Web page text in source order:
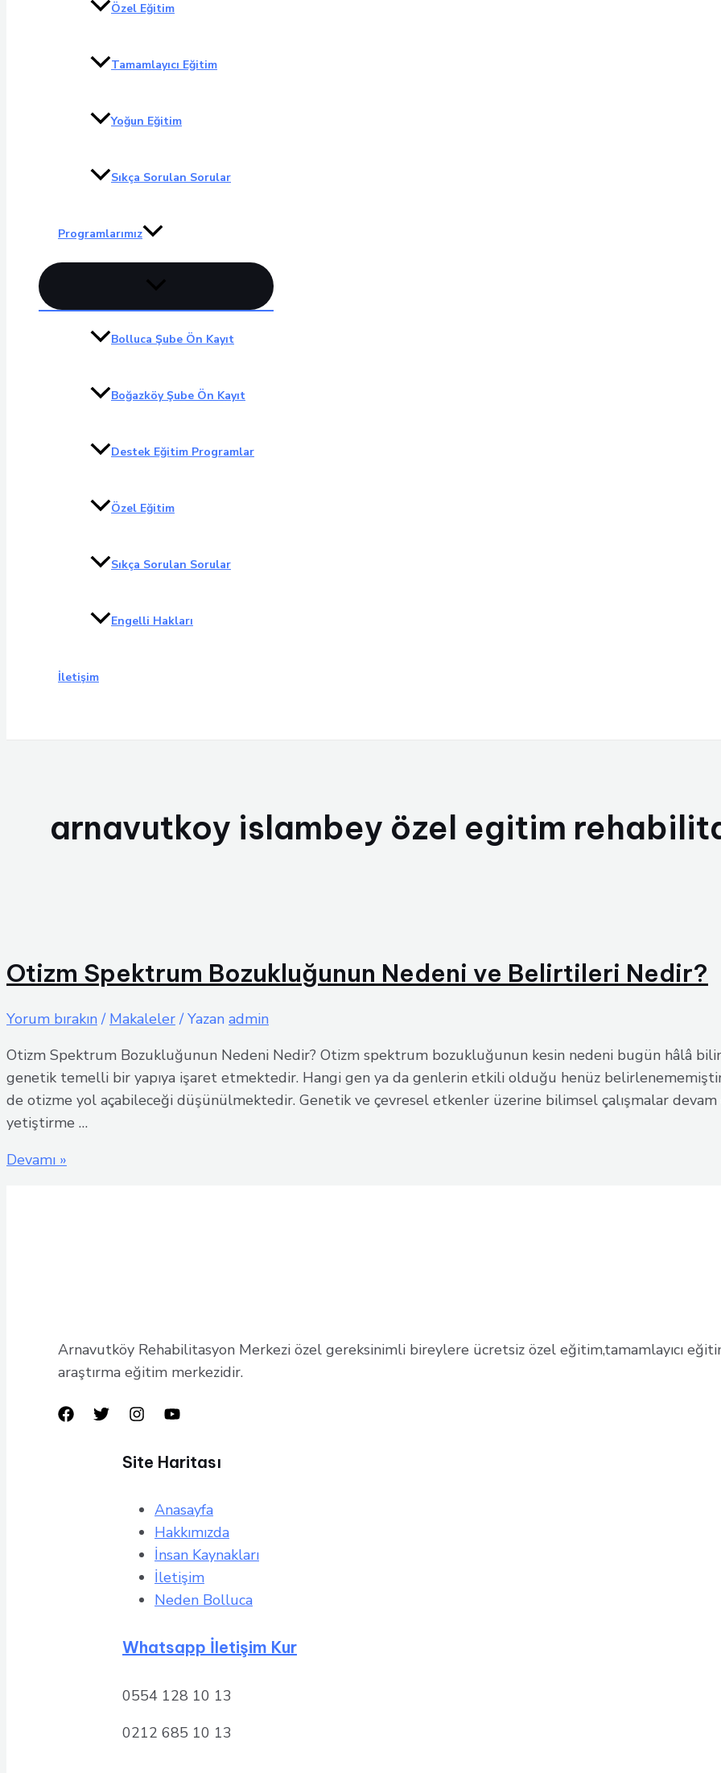
Özel Eğitim
Tamamlayıcı Eğitim
Yoğun Eğitim
Sıkça Sorulan Sorular
Programlarımız
Menu
Bolluca Şube Ön Kayıt
Boğazköy Şube Ön Kayıt
Destek Eğitim Programlar
Özel Eğitim
Sıkça Sorulan Sorular
Engelli Hakları
İletişim
arnavutkoy islambey özel egitim
Otizm Spektrum Bozukluğunun Nedeni ve Belirtileri Nedir?
Yorum bırakın / Makaleler/ Yazan admin
Otizm Spektrum Bozukluğunun Nedeni Nedir? Otizm spektrum bozukluğunun kesin nedeni bugün hâlâ
genetik temelli bir yapıya işaret etmektedir. Hangi gen ya da genlerin etkili olduğu henüz
de otizme yol açabileceği düşünülmektedir. Genetik ve çevresel etkenler üzerine bilimsel çalışmalar devam
yetiştirme …
Otizm
Devamı »
Arnavutköy Rehabilitasyon Merkezi özel gereksinimli bireylere ücretsiz özel eğitim,tamamlayıcı
araştırma eğitim merkezidir.
Site Haritası
Anasayfa
Hakkımızda
İnsan Kaynakları
İletişim
Neden Bolluca
Whatsapp İletişim Kur
0554 128 10 13
0212 685 10 13